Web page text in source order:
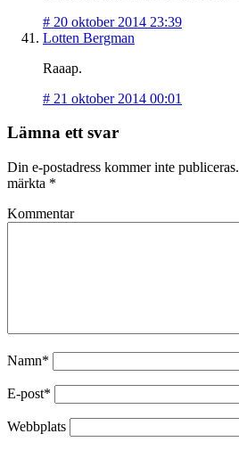
# 20 oktober 2014 23:39
Lotten Bergman
Raaap.
# 21 oktober 2014 00:01
Lämna ett svar
Din e-postadress kommer inte publiceras.
märkta *
Kommentar
Namn*
E-post*
Webbplats